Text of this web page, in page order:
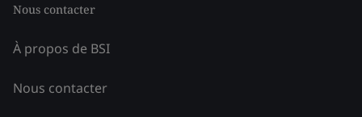
Nous contacter
À propos de BSI
Nous contacter